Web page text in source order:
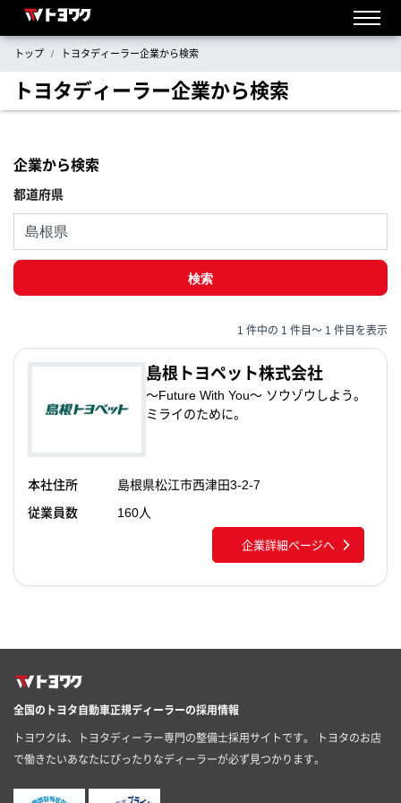
トップ トヨタディーラー企業から検索
トヨタディーラー企業から検索
企業から検索
都道府県
1 件中の 1 件目～ 1 件目を表示
島根トヨペット株式会社
～Future With You～ ソウゾウしよう。
ミライのために。
島根県松江市西津田3-2-7
従業員数
160
企業詳細ページへ
全国のトヨタ自動車正規ディーラーの採用情報
トヨワクは、トヨタディーラー専門の整備士採用サイトです。 トヨタのお店
で働きたいあなたにぴったりなディーラーが必ず見つかります。